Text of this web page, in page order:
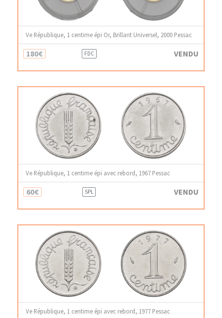
Ve République, 1 centime épi Or, Brillant Universel, 2000 Pessac
180€ FDC VENDU
Ve République, 1 centime épi avec rebord, 1967 Pessac
60€ SPL VENDU
Ve République, 1 centime épi avec rebord, 1977 Pessac